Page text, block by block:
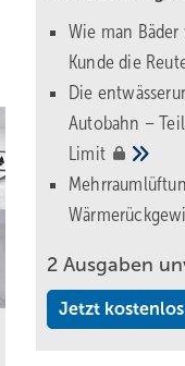
Wie man
Kunde die
Die
Autobahn –
Limit
2 Ausgaben
Jetzt